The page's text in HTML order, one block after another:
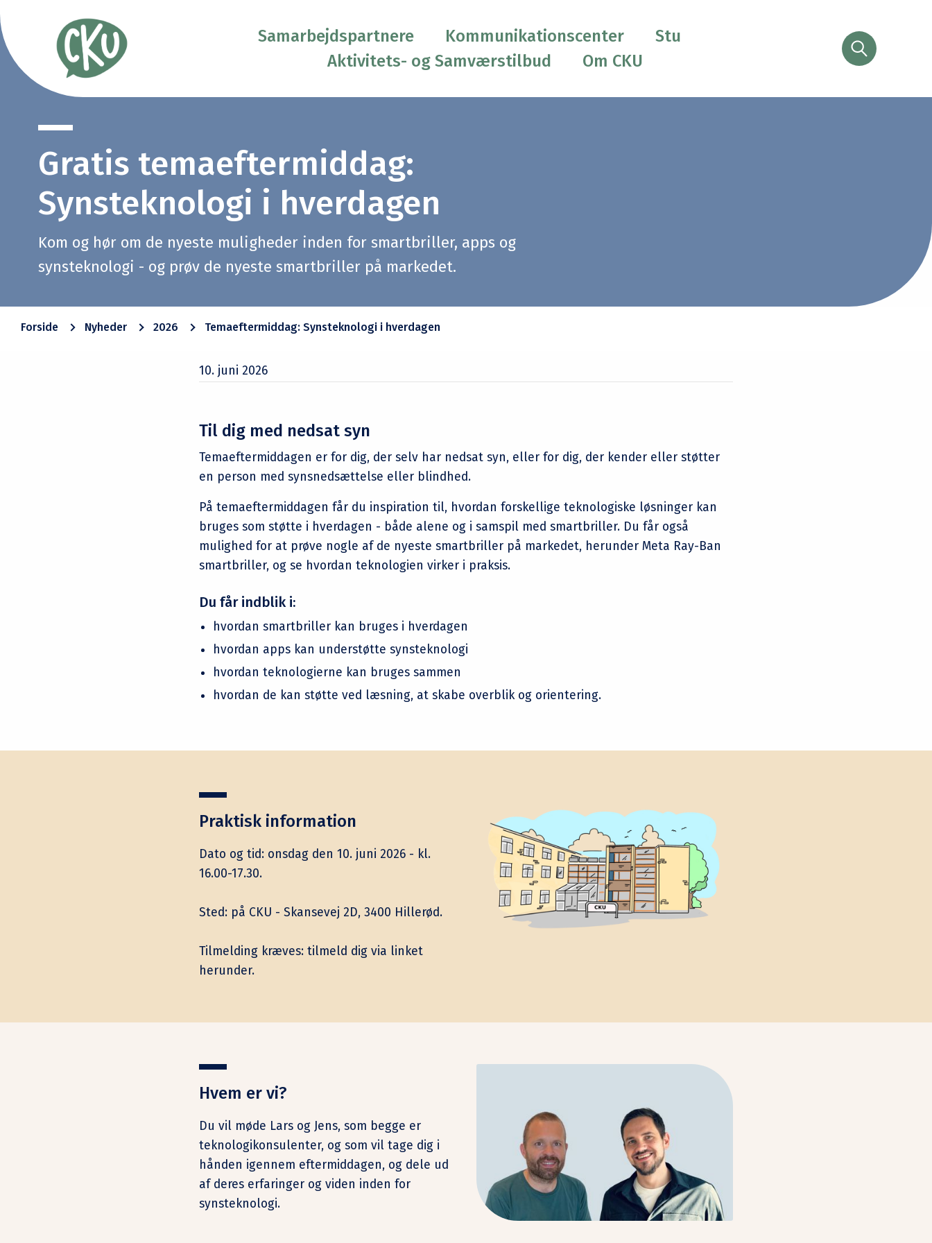
Samarbejdspartnere Kommunikationscenter
Stu
Aktivitets- og Samværstilbud
Om CKU Søg
Gratis temaeftermiddag:
Synsteknologi i hverdagen
Kom og hør om de nyeste muligheder inden for smartbriller, apps og
synsteknologi - og prøv de nyeste smartbriller på markedet.
Forside Nyheder 2026 Temaeftermiddag: Synsteknologi i hverdagen
10. juni 2026
Til dig med nedsat syn
Temaeftermiddagen er for dig, der selv har nedsat syn, eller for dig, der kender eller støtter
en person med synsnedsættelse eller blindhed.
På temaeftermiddagen får du inspiration til, hvordan forskellige teknologiske løsninger kan
bruges som støtte i hverdagen - både alene og i samspil med smartbriller. Du får også
mulighed for at prøve nogle af de nyeste smartbriller på markedet, herunder Meta Ray-Ban
smartbriller, og se hvordan teknologien virker i praksis.
Du får indblik i:
hvordan smartbriller kan bruges i hverdagen
hvordan apps kan understøtte synsteknologi
hvordan teknologierne kan bruges sammen
hvordan de kan støtte ved læsning, at skabe overblik og orientering.
Praktisk information
Dato og tid: onsdag den 10. juni 2026 - kl.
16.00-17.30.
Sted: på CKU - Skansevej 2D, 3400 Hillerød.
Tilmelding kræves: tilmeld dig via linket
herunder.
Hvem er vi?
Du vil møde Lars og Jens, som begge er
teknologikonsulenter, og som vil tage dig i
hånden igennem eftermiddagen, og dele ud
af deres erfaringer og viden inden for
synsteknologi.